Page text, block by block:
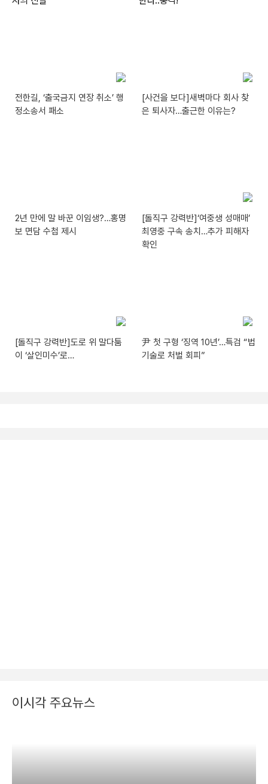
전한길, ‘출국금지 연장 취소’ 행
정소송서 패소
[사건을 보다]새벽마다 회사 찾
은 퇴사자…출근한 이유는?
2년 만에 말 바꾼 이임생?…홍명
보 면담 수첩 제시
[돌직구 강력반]‘여중생 성매매’
최영중 구속 송치…추가 피해자
확인
[돌직구 강력반]도로 위 말다툼
이 ‘살인미수’로…
尹 첫 구형 ‘징역 10년’…특검 “법
기술로 처벌 회피”
이시각 주요뉴스